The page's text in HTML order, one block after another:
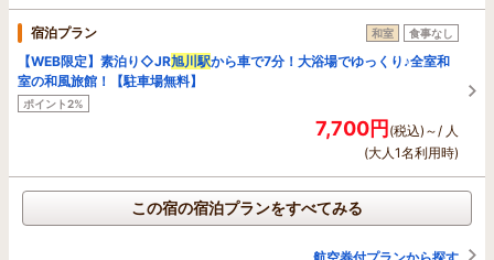
宿泊プラン 和室 食事なし
【WEB限定】素泊り◇JR旭川駅から車で7分！大浴場でゆっくり♪全室和
室の和風旅館！【駐車場無料】
ポイント2%
7,700円(税込)～/ 人
(大人1名利用時)
この宿の宿泊プランをすべてみる